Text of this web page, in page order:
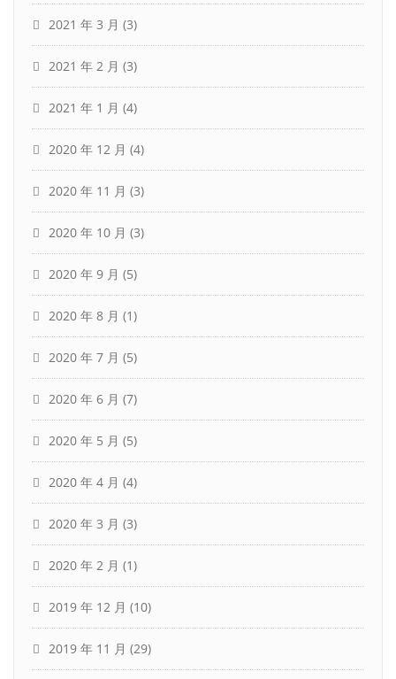
2021 年 3 月 (3)
2021 年 2 月 (3)
2021 年 1 月 (4)
2020 年 12 月 (4)
2020 年 11 月 (3)
2020 年 10 月 (3)
2020 年 9 月 (5)
2020 年 8 月 (1)
2020 年 7 月 (5)
2020 年 6 月 (7)
2020 年 5 月 (5)
2020 年 4 月 (4)
2020 年 3 月 (3)
2020 年 2 月 (1)
2019 年 12 月 (10)
2019 年 11 月 (29)